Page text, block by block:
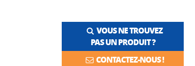
VOUS NE TROUVEZ
PAS UN PRODUIT ?
CONTACTEZ-NOUS !